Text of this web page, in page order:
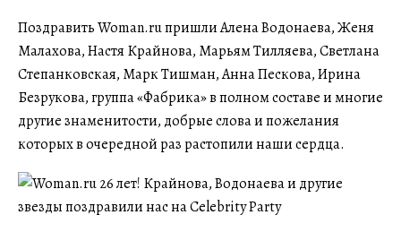
Поздравить Woman.ru пришли Алена Водонаева, Женя
Малахова, Настя Крайнова, Марьям Тилляева, Светлана
Степанковская, Марк Тишман, Анна Пескова, Ирина
Безрукова, группа «Фабрика» в полном составе и многие
другие знаменитости, добрые слова и пожелания
которых в очередной раз растопили наши сердца.